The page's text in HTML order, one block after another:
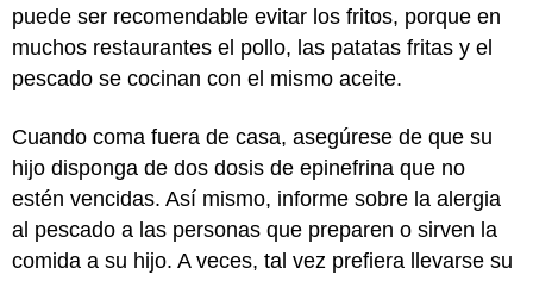
puede ser recomendable evitar los fritos, porque en
muchos restaurantes el pollo, las patatas fritas y el
pescado se cocinan con el mismo aceite.
Cuando coma fuera de casa, asegúrese de que su
hijo disponga de dos dosis de epinefrina que no
estén vencidas. Así mismo, informe sobre la alergia
al pescado a las personas que preparen o sirven la
comida a su hijo. A veces, tal vez prefiera llevarse su